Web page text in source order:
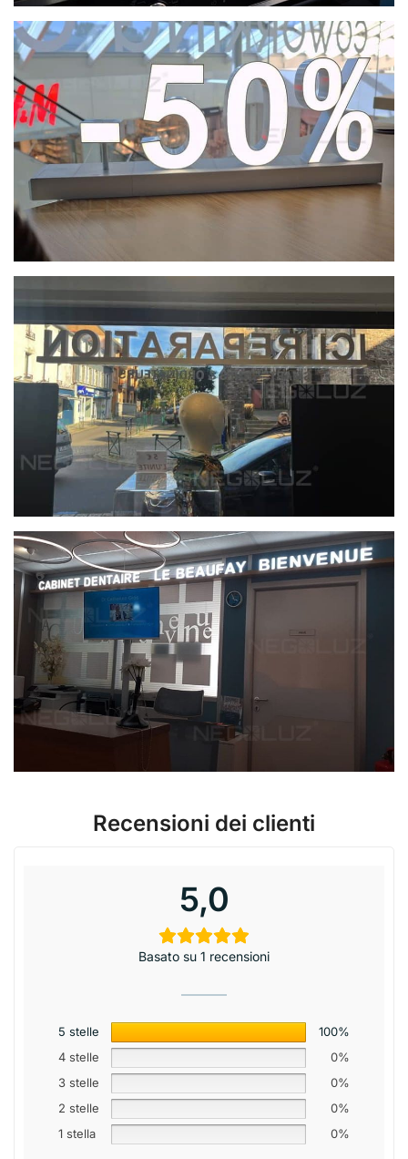
Recensioni dei clienti
5,0
Basato su 1 recensioni
5 stelle
100%
4 stelle
0%
3 stelle
0%
2 stelle
0%
1 stella
0%